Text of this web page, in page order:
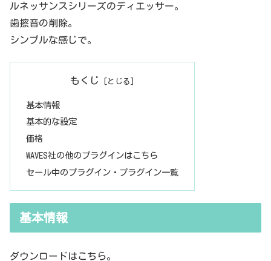
ルネッサンスシリーズのディエッサー。
歯擦音の削除。
シンプルな感じで。
もくじ
基本情報
基本的な設定
価格
WAVES社の他のプラグインはこちら
セール中のプラグイン・プラグイン一覧
基本情報
ダウンロードはこちら。